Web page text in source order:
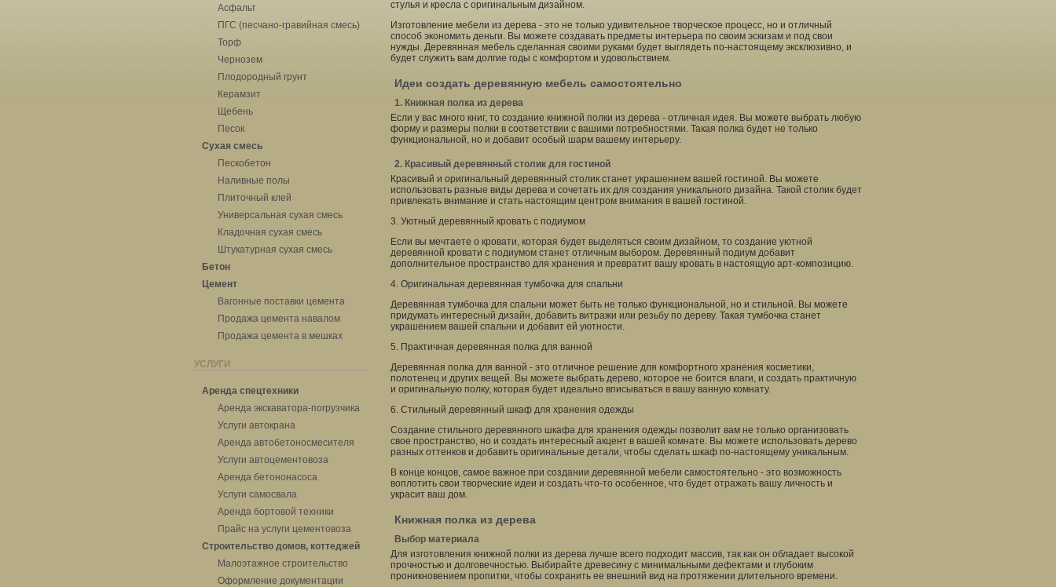
Асфальт
ПГС (песчано-гравийная смесь)
Торф
Чернозем
Плодородный грунт
Керамзит
Щебень
Песок
Сухая смесь
Пескобетон
Наливные полы
Плиточный клей
Универсальная сухая смесь
Кладочная сухая смесь
Штукатурная сухая смесь
Бетон
Цемент
Вагонные поставки цемента
Продажа цемента навалом
Продажа цемента в мешках
УСЛУГИ
Аренда спецтехники
Аренда экскаватора-погрузчика
Услуги автокрана
Аренда автобетоносмесителя
Услуги автоцементовоза
Аренда бетононасоса
Услуги самосвала
Аренда бортовой техники
Прайс на услуги цементовоза
Строительство домов, коттеджей
Малоэтажное строительство
Оформление документации
стулья и кресла с оригинальным дизайном.
Изготовление мебели из дерева - это не только удивительное творческое процесс, но и отличный
способ экономить деньги. Вы можете создавать предметы интерьера по своим эскизам и под свои
нужды. Деревянная мебель сделанная своими руками будет выглядеть по-настоящему эксклюзивно, и
будет служить вам долгие годы с комфортом и удовольствием.
Идеи создать деревянную мебель самостоятельно
1. Книжная полка из дерева
Если у вас много книг, то создание книжной полки из дерева - отличная идея. Вы можете выбрать любую
форму и размеры полки в соответствии с вашими потребностями. Такая полка будет не только
функциональной, но и добавит особый шарм вашему интерьеру.
2. Красивый деревянный столик для гостиной
Красивый и оригинальный деревянный столик станет украшением вашей гостиной. Вы можете
использовать разные виды дерева и сочетать их для создания уникального дизайна. Такой столик будет
привлекать внимание и стать настоящим центром внимания в вашей гостиной.
3. Уютный деревянный кровать с подиумом
Если вы мечтаете о кровати, которая будет выделяться своим дизайном, то создание уютной
деревянной кровати с подиумом станет отличным выбором. Деревянный подиум добавит
дополнительное пространство для хранения и превратит вашу кровать в настоящую арт-композицию.
4. Оригинальная деревянная тумбочка для спальни
Деревянная тумбочка для спальни может быть не только функциональной, но и стильной. Вы можете
придумать интересный дизайн, добавить витражи или резьбу по дереву. Такая тумбочка станет
украшением вашей спальни и добавит ей уютности.
5. Практичная деревянная полка для ванной
Деревянная полка для ванной - это отличное решение для комфортного хранения косметики,
полотенец и других вещей. Вы можете выбрать дерево, которое не боится влаги, и создать практичную
и оригинальную полку, которая будет идеально вписываться в вашу ванную комнату.
6. Стильный деревянный шкаф для хранения одежды
Создание стильного деревянного шкафа для хранения одежды позволит вам не только организовать
свое пространство, но и создать интересный акцент в вашей комнате. Вы можете использовать дерево
разных оттенков и добавить оригинальные детали, чтобы сделать шкаф по-настоящему уникальным.
В конце концов, самое важное при создании деревянной мебели самостоятельно - это возможность
воплотить свои творческие идеи и создать что-то особенное, что будет отражать вашу личность и
украсит ваш дом.
Книжная полка из дерева
Выбор материала
Для изготовления книжной полки из дерева лучше всего подходит массив, так как он обладает высокой
прочностью и долговечностью. Выбирайте древесину с минимальными дефектами и глубоким
проникновением пропитки, чтобы сохранить ее внешний вид на протяжении длительного времени.